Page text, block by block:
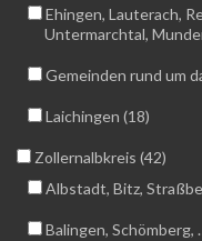
Ehingen, Lauterach,
Untermarchtal,
Gemeinden rund um
Laichingen (18)
Zollernalbkreis (42)
Albstadt, Bitz,
Balingen, Schömberg,